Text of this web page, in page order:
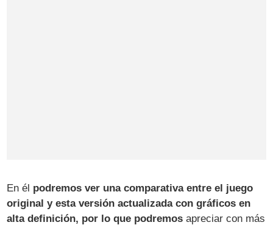
En él podremos ver una comparativa entre el juego
original y esta versión actualizada con gráficos en
alta definición, por lo que podremos apreciar con más